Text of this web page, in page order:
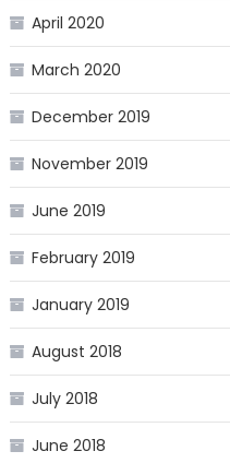
April 2020
March 2020
December 2019
November 2019
June 2019
February 2019
January 2019
August 2018
July 2018
June 2018